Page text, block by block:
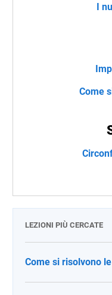
I
Come
LEZIONI PIÙ CERCATE
Come si risolvono